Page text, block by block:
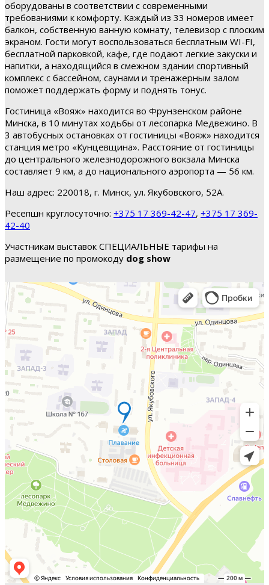
оборудованы в соответствии с современными
требованиями к комфорту. Каждый из 33 номеров имеет
балкон, собственную ванную комнату, телевизор с плоским
экраном. Гости могут воспользоваться бесплатным WI-FI,
бесплатной парковкой, кафе, где подают легкие закуски и
напитки, а находящийся в смежном здании спортивный
комплекс с бассейном, саунами и тренажерным залом
поможет поддержать форму и поднять тонус.
Гостиница «Вояж» находится во Фрунзенском районе
Минска, в 10 минутах ходьбы от лесопарка Медвежино. В
3 автобусных остановках от гостиницы «Вояж» находится
станция метро «Кунцевщина». Расстояние от гостиницы
до центрального железнодорожного вокзала Минска
составляет 9 км, а до национального аэропорта — 56 км.
Наш адрес: 220018, г. Минск, ул. Якубовского, 52А.
Ресепшн круглосуточно: +375 17 369-42-47, +375 17 369-
42-40
Участникам выставок СПЕЦИАЛЬНЫЕ тарифы на
размещение по промокоду dog show